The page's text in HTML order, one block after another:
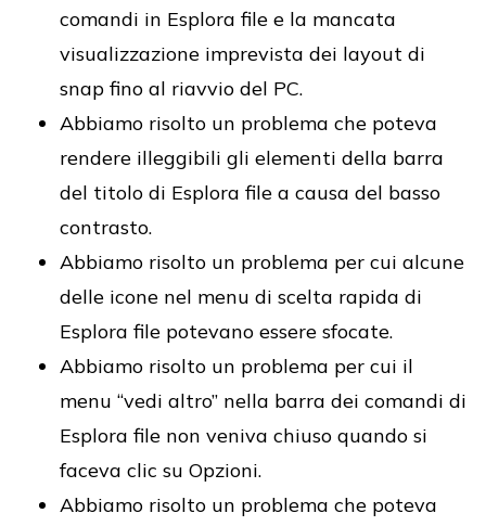
comandi in Esplora file e la mancata
visualizzazione imprevista dei layout di
snap fino al riavvio del PC.
Abbiamo risolto un problema che poteva
rendere illeggibili gli elementi della barra
del titolo di Esplora file a causa del basso
contrasto.
Abbiamo risolto un problema per cui alcune
delle icone nel menu di scelta rapida di
Esplora file potevano essere sfocate.
Abbiamo risolto un problema per cui il
menu “vedi altro” nella barra dei comandi di
Esplora file non veniva chiuso quando si
faceva clic su Opzioni.
Abbiamo risolto un problema che poteva